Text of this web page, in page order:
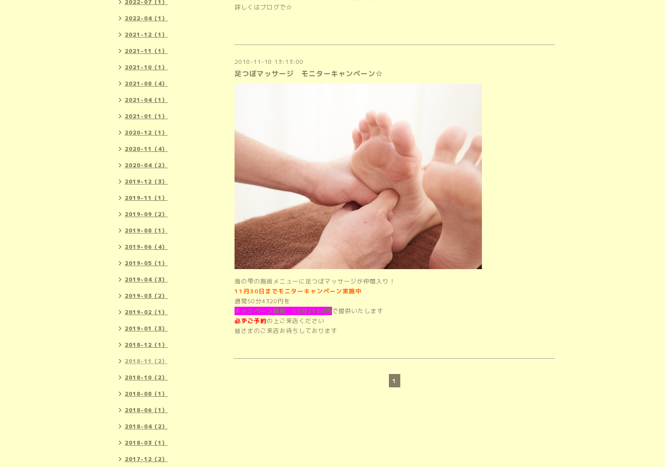
詳しくはブログで☆
2018-11-18 13:13:00
足つぼマッサージ モニターキャンペーン☆
海の雫の施術メニューに足つぼマッサージが仲間入り！
11月30日までモニターキャンペーン実施中
通常50分4320円を
キャンペーン価格 50分2160円で提供いたします
必ずご予約の上ご来店ください
皆さまのご来店お待ちしております
1
2022-07（1）
2022-04（1）
2021-12（1）
2021-11（1）
2021-10（1）
2021-08（4）
2021-04（1）
2021-01（1）
2020-12（1）
2020-11（4）
2020-04（2）
2019-12（3）
2019-11（1）
2019-09（2）
2019-08（1）
2019-06（4）
2019-05（1）
2019-04（3）
2019-03（2）
2019-02（1）
2019-01（3）
2018-12（1）
2018-11（2）
2018-10（2）
2018-08（1）
2018-06（1）
2018-04（2）
2018-03（1）
2017-12（2）